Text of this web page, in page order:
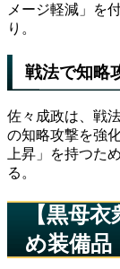
メージ軽減」を
り。
戦法で知略
佐々成政は、戦
の知略攻撃を強
上昇」を持つた
る。
【黒母
め装備品